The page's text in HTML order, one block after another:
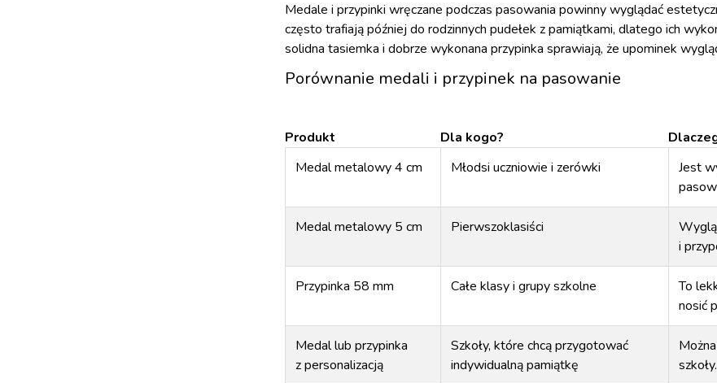
Medale i przypinki wręczane podczas pasowania powinny wyglądać
często trafiają później do rodzinnych pudełek z pamiątkami, dlatego ich
solidna tasiemka i dobrze wykonana przypinka sprawiają, że upominek
Porównanie medali i przypinek na pasowanie
Produkt Dla kogo?
Medal metalowy 4 cm
Młodsi uczniowie i zerówki
Jest
Medal metalowy 5 cm Pierwszoklasiści
i
Przypinka 58 mm Całe klasy i grupy szkolne
To
nosić
Medal lub przypinka
z personalizacją
Szkoły, które chcą przygotować
indywidualną pamiątkę
szkoły.